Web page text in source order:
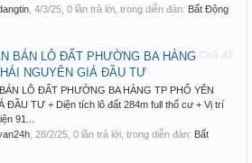
4/3/25 , 0 lần trả lời, trong diễn đàn: Bất Động
Chủ đề
BÁN LÔ ĐẤT PHƯỜNG BA HÀNG
NGUYÊN GIÁ ĐẦU TƯ
LÔ ĐẤT PHƯỜNG BA HÀNG TP PHỔ YÊN
ĐẦU TƯ + Diện tích lô đất 284m full thổ cư + Vị trí
91...
28/2/25 , 0 lần trả lời, trong diễn đàn: Bất